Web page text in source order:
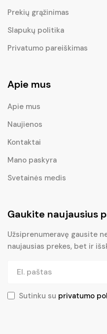
Prekių grąžinimas
Slapukų politika
Privatumo pareiškimas
Apie mus
Apie mus
Naujienos
Kontaktai
Mano paskyra
Svetainės medis
Gaukite naujausius
Užsiprenumeravę gausite
naujausias prekes, bet ir
Sutinku su privatumo